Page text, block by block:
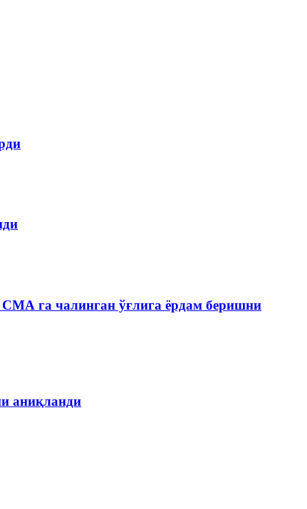
га чалинган ўғлига ёрдам беришни
аниқланди